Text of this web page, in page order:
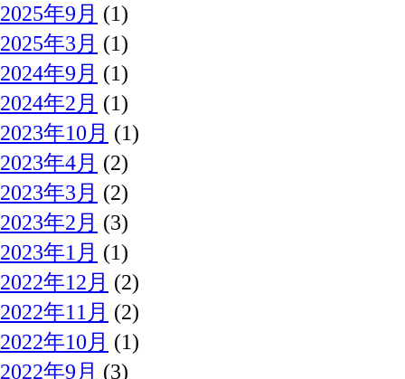
2025年9月 (1)
2025年3月 (1)
2024年9月 (1)
2024年2月 (1)
2023年10月 (1)
2023年4月 (2)
2023年3月 (2)
2023年2月 (3)
2023年1月 (1)
2022年12月 (2)
2022年11月 (2)
2022年10月 (1)
2022年9月 (3)